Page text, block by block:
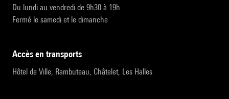
Du lundi au vendredi de 9h30 à 19h
Fermé le samedi et le dimanche
accès en transports
Hôtel de Ville, Rambuteau, Châtelet, Les Halles